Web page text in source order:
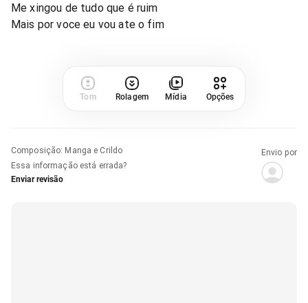
Me xingou de tudo que é ruim
Mais por voce eu vou ate o fim
Tom Rolagem Mídia Opções
Composição: Manga e Crildo
Essa informação está errada?
Enviar revisão
Envio por